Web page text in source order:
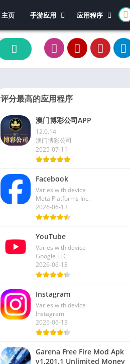
主页
手游应用
休闲游戏
冒险游戏
教育游戏
角色扮演
文字游戏
竞速游戏
策略游戏
应用程序
体育
办公
评分最高的应用程序
澳门博彩公司APP
12.0.14
澳门博彩公司
2025-07-11
Facebook
Varies with device
Meta Platforms Inc.
2026-06-13
YouTube
Varies with device
Google LLC
2026-06-13
Instagram
Varies with device
Instagram
2026-06-13
Garena Free Fire Mod Apk
v1.201.1 Unlimited Money